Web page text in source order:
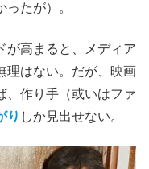
たが）。
が高まると、メディア
理はない。だが、映画
、作り手（或いはファ
り しか見出せない。